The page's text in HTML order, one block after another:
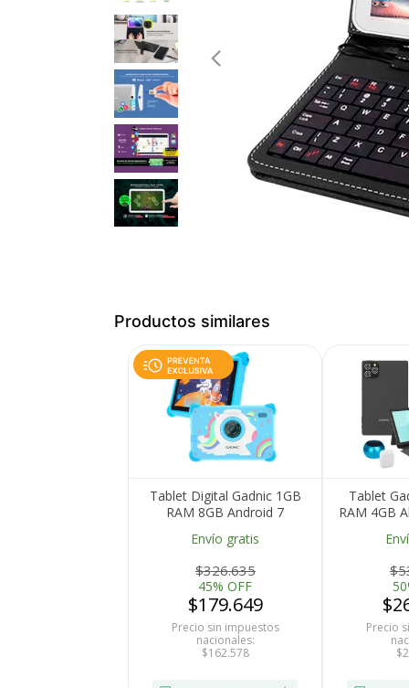
Productos similares
Tablet Digital Gadnic 1GB
RAM 8GB Android 7
Envío gratis
$326.635
45% OFF
$179.649
Precio sin impuestos
nacionales:
$162.578
Tablet
RAM 4GB
615 WiFi
Precio
Medios de Pago